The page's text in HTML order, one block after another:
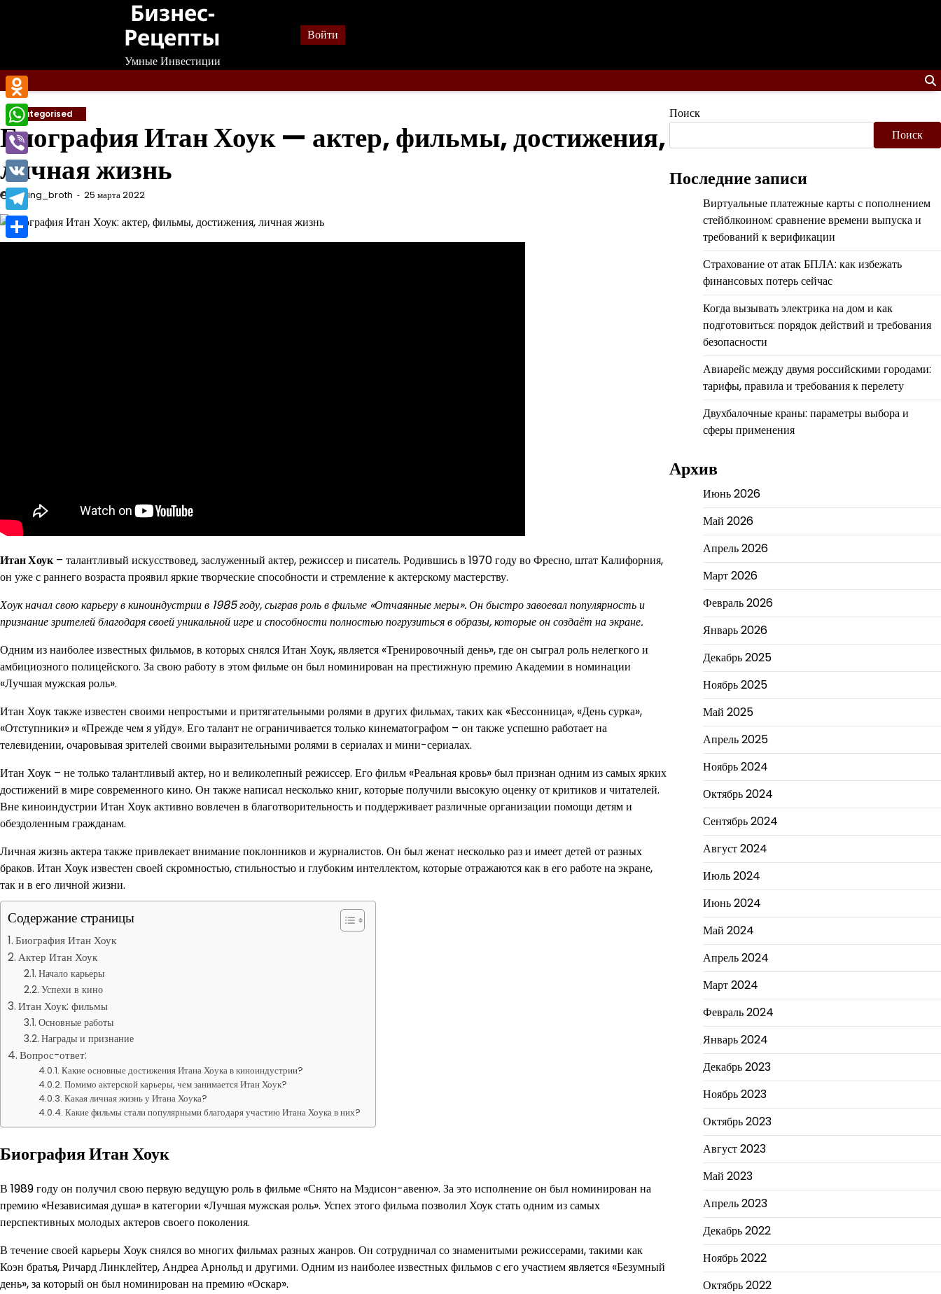
Бизнес-
Рецепты
Умные Инвестиции
Войти
Uncategorised
Биография Итан Хоук — актер, фильмы, достижения,
личная жизнь
mining_broth 25 марта 2022
Итан Хоук– талантливый искусствовед, заслуженный актер, режиссер и писатель. Родившись в 1970 году во Фресно, штат Калифорния,
он уже с раннего возраста проявил яркие творческие способности и стремление к актерскому мастерству.
Хоук начал свою карьеру в киноиндустрии в 1985 году, сыграв роль в фильме «Отчаянные меры». Он быстро завоевал популярность и
признание зрителей благодаря своей уникальной игре и способности полностью погрузиться в образы, которые он создаёт на экране.
Одним из наиболее известных фильмов, в которых снялся Итан Хоук, является «Тренировочный день», где он сыграл роль нелегкого и
амбициозного полицейского. За свою работу в этом фильме он был номинирован на престижную премию Академии в номинации
«Лучшая мужская роль».
Итан Хоук также известен своими непростыми и притягательными ролями в других фильмах, таких как «Бессонница», «День сурка»,
«Отступники» и «Прежде чем я уйду». Его талант не ограничивается только кинематографом – он также успешно работает на
телевидении, очаровывая зрителей своими выразительными ролями в сериалах и мини-сериалах.
Итан Хоук – не только талантливый актер, но и великолепный режиссер. Его фильм «Реальная кровь» был признан одним из самых ярких
достижений в мире современного кино. Он также написал несколько книг, которые получили высокую оценку от критиков и читателей.
Вне киноиндустрии Итан Хоук активно вовлечен в благотворительность и поддерживает различные организации помощи детям и
обездоленным гражданам.
Личная жизнь актера также привлекает внимание поклонников и журналистов. Он был женат несколько раз и имеет детей от разных
браков. Итан Хоук известен своей скромностью, стильностью и глубоким интеллектом, которые отражаются как в его работе на экране,
так и в его личной жизни.
Содержание страницы
Биография Итан Хоук
Актер Итан Хоук
Начало карьеры
Успехи в кино
Итан Хоук: фильмы
Основные работы
Награды и признание
Вопрос-ответ:
Какие основные достижения Итана Хоука в киноиндустрии?
Помимо актерской карьеры, чем занимается Итан Хоук?
Какая личная жизнь у Итана Хоука?
Какие фильмы стали популярными благодаря участию Итана Хоука в них?
Биография Итан Хоук
В 1989 году он получил свою первую ведущую роль в фильме «Снято на Мэдисон-авеню». За это исполнение он был номинирован на
премию «Независимая душа» в категории «Лучшая мужская роль». Успех этого фильма позволил Хоук стать одним из самых
перспективных молодых актеров своего поколения.
В течение своей карьеры Хоук снялся во многих фильмах разных жанров. Он сотрудничал со знаменитыми режиссерами, такими как
Коэн братья, Ричард Линклейтер, Андреа Арнольд и другими. Одним из наиболее известных фильмов с его участием является «Безумный
день», за который он был номинирован на премию «Оскар».
Поиск
Поиск
Последние записи
Виртуальные платежные карты с пополнением
стейблкоином: сравнение времени выпуска и
требований к верификации
Страхование от атак БПЛА: как избежать
финансовых потерь сейчас
Когда вызывать электрика на дом и как
подготовиться: порядок действий и требования
безопасности
Авиарейс между двумя российскими городами:
тарифы, правила и требования к перелету
Двухбалочные краны: параметры выбора и
сферы применения
Архив
Июнь 2026
Май 2026
Апрель 2026
Март 2026
Февраль 2026
Январь 2026
Декабрь 2025
Ноябрь 2025
Май 2025
Апрель 2025
Ноябрь 2024
Октябрь 2024
Сентябрь 2024
Август 2024
Июль 2024
Июнь 2024
Май 2024
Апрель 2024
Март 2024
Февраль 2024
Январь 2024
Декабрь 2023
Ноябрь 2023
Октябрь 2023
Август 2023
Май 2023
Апрель 2023
Декабрь 2022
Ноябрь 2022
Октябрь 2022
Odnoklassniki
WhatsApp
Viber
VK
Telegram